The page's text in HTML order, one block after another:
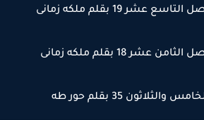
19 بقلم ملكه زمانى
18 بقلم ملكه زمانى
35 بقلم حور طه